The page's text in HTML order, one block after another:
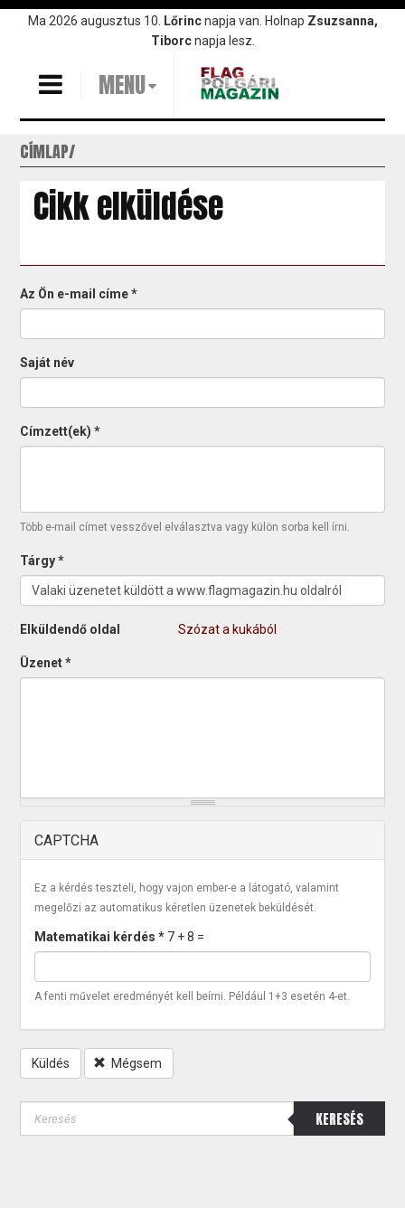
UgrásMa 2026 augusztus 10. Lőrincnapja van. Holnap Zsuzsanna,
Tiborcnapja lesz.
MENU
CÍMLAP
Cikk elküldése
Az Ön e-mail címe*
Saját név
Címzett(ek)*
Több e-mail címet vesszővel elválasztva vagy külön sorba kell írni.
Tárgy*
Elküldendő oldal Szózat a kukából
Üzenet*
CAPTCHA
Ez a kérdés teszteli, hogy vajon ember-e a látogató, valamint
megelőzi az automatikus kéretlen üzenetek beküldését.
Matematikai kérdés* 7 + 8 =
A fenti művelet eredményét kell beírni. Például 1+3 esetén 4-et.
Küldés Mégsem
KERESÉS